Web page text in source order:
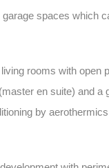
spaces which
rooms with open
en suite) and a
by